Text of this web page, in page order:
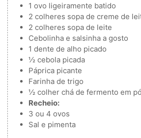
1 ovo ligeiramente batido
2 colheres sopa de creme de
2 colheres sopa de leite
Cebolinha e salsinha a gosto
1 dente de alho picado
½ cebola picada
Páprica picante
Farinha de trigo
½ colher chá de fermento em pó
Recheio:
3 ou 4 ovos
Sal e pimenta